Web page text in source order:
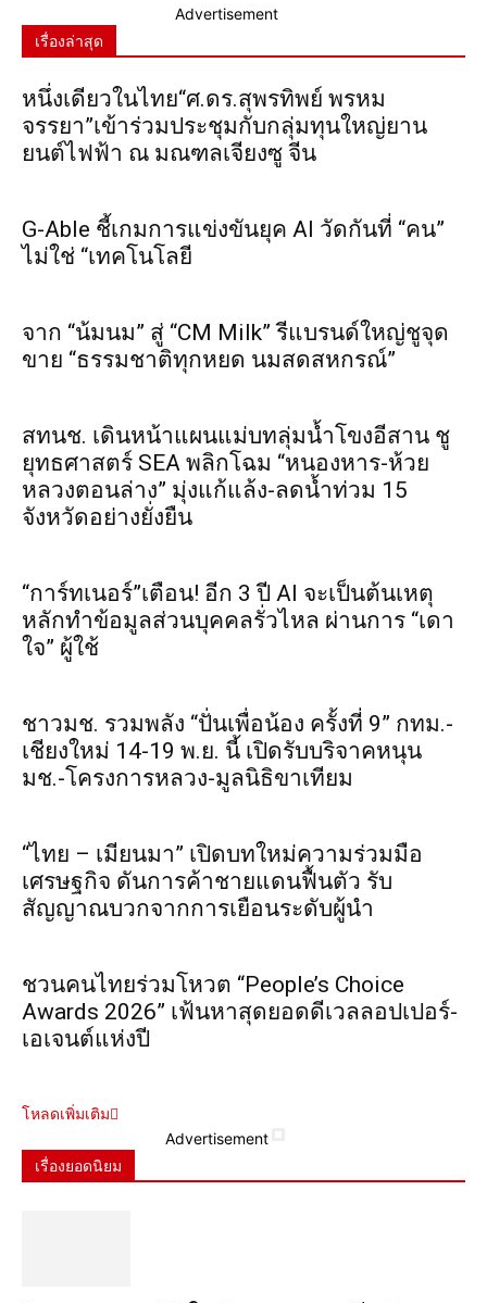
Advertisement
เรื่องล่าสุด
หนึ่งเดียวในไทย“ศ.ดร.สุพรทิพย์ พรหม
จรรยา”เข้าร่วมประชุมกับกลุ่มทุนใหญ่ยาน
ยนต์ไฟฟ้า ณ มณฑลเจียงซู จีน
G-Able ชี้เกมการแข่งขันยุค AI วัดกันที่ “คน”
ไม่ใช่ “เทคโนโลยี
จาก “น้มนม” สู่ “CM Milk” รีแบรนด์ใหญ่ชูจุด
ขาย “ธรรมชาติทุกหยด นมสดสหกรณ์”
สทนช. เดินหน้าแผนแม่บทลุ่มน้ำโขงอีสาน ชู
ยุทธศาสตร์ SEA พลิกโฉม “หนองหาร-ห้วย
หลวงตอนล่าง” มุ่งแก้แล้ง-ลดน้ำท่วม 15
จังหวัดอย่างยั่งยืน
“การ์ทเนอร์”เตือน! อีก 3 ปี AI จะเป็นต้นเหตุ
หลักทำข้อมูลส่วนบุคคลรั่วไหล ผ่านการ “เดา
ใจ” ผู้ใช้
ชาวมช. รวมพลัง “ปั่นเพื่อน้อง ครั้งที่ 9” กทม.-
เชียงใหม่ 14-19 พ.ย. นี้ เปิดรับบริจาคหนุน
มช.-โครงการหลวง-มูลนิธิขาเทียม
“ไทย – เมียนมา” เปิดบทใหม่ความร่วมมือ
เศรษฐกิจ ดันการค้าชายแดนฟื้นตัว รับ
สัญญาณบวกจากการเยือนระดับผู้นำ
ชวนคนไทยร่วมโหวต “People’s Choice
Awards 2026” เฟ้นหาสุดยอดดีเวลลอปเปอร์-
เอเจนต์แห่งปี
โหลดเพิ่มเติม
Advertisement
เรื่องยอดนิยม